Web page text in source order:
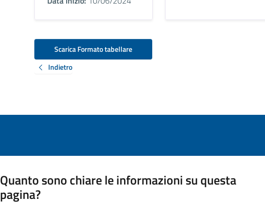
Scarica Formato tabellare
Indietro
Quanto sono chiare le informazioni su questa
pagina?